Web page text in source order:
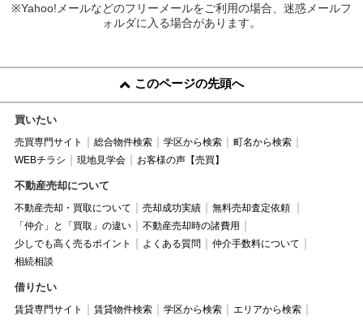
※Yahoo!メールなどのフリーメールをご利用の場合、迷惑メールフ
ォルダに入る場合があります。
このページの先頭へ
買いたい
売買専門サイト 総合物件検索 学区から検索
町名から検索
WEBチラシ
現地見学会 お客様の声【売買】
不動産売却について
不動産売却・買取について 売却成功実績
無料売却査定依頼
「仲介」と「買取」の違い
不動産売却時の諸費用
少しでも高く売るポイント
よくある質問
仲介手数料について
相続相談
借りたい
賃貸専門サイト 賃貸物件検索 学区から検索
エリアから検索